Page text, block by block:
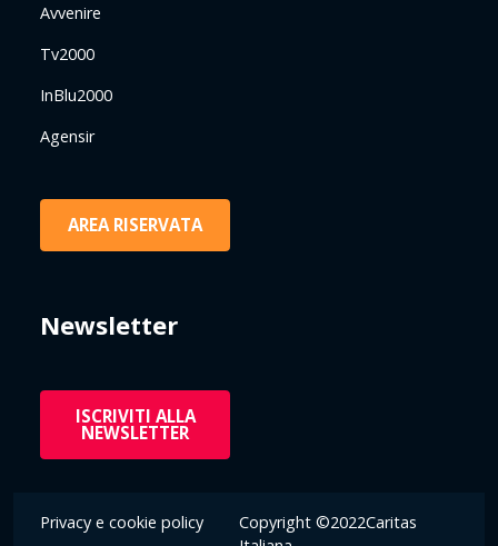
Avvenire
Tv2000
InBlu2000
Agensir
AREA RISERVATA
Newsletter
ISCRIVITI ALLA
NEWSLETTER
Privacy e cookie policy
Copyright ©2022Caritas